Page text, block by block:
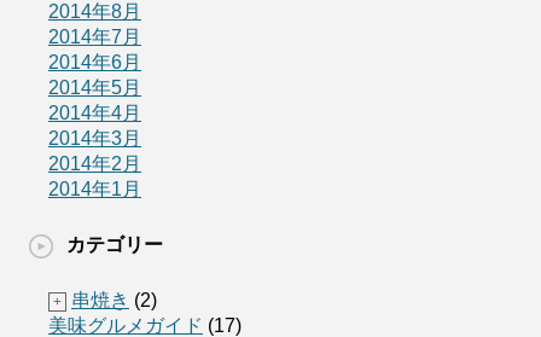
2014年8月
2014年7月
2014年6月
2014年5月
2014年4月
2014年3月
2014年2月
2014年1月
カテゴリー
+ 串焼き (2)
美味グルメガイド (17)